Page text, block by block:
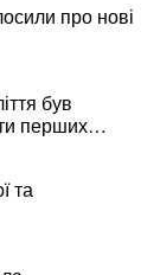
про нові
був
перших
та